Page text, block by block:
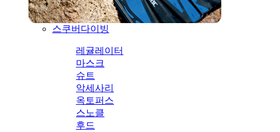
스쿠버다이빙
레귤레이터
마스크
슈트
악세사리
옥토퍼스
스노클
후드